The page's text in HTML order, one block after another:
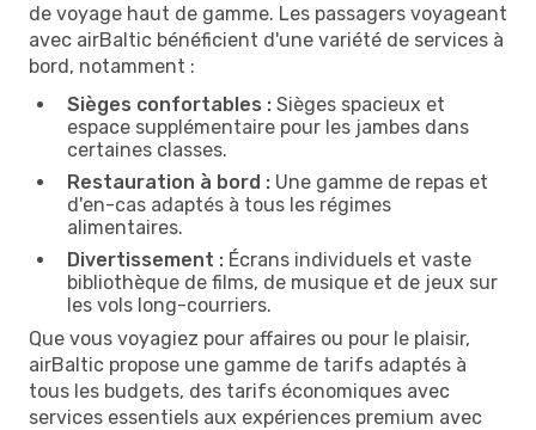
de voyage haut de gamme. Les passagers voyageant
avec airBaltic bénéficient d'une variété de services à
bord, notamment :
Sièges confortables : Sièges spacieux et
espace supplémentaire pour les jambes dans
certaines classes.
Restauration à bord : Une gamme de repas et
d'en-cas adaptés à tous les régimes
alimentaires.
Divertissement : Écrans individuels et vaste
bibliothèque de films, de musique et de jeux sur
les vols long-courriers.
Que vous voyagiez pour affaires ou pour le plaisir,
airBaltic propose une gamme de tarifs adaptés à
tous les budgets, des tarifs économiques avec
services essentiels aux expériences premium avec